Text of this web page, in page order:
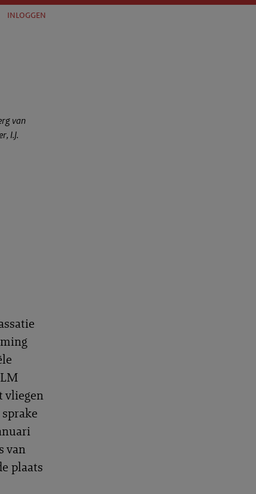
inloggen
van
I.J.
vliegen
van
plaats